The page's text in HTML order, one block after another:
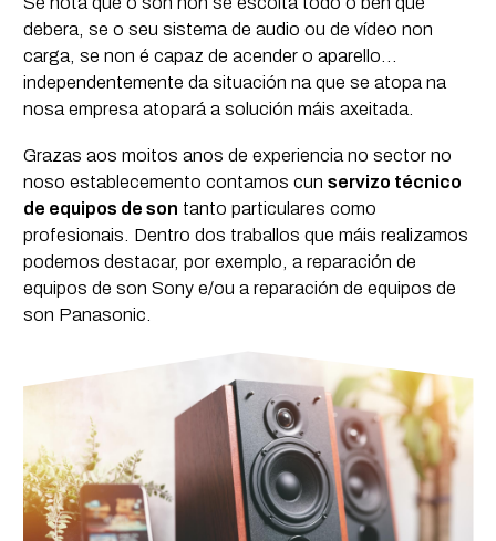
debera, se o seu sistema de audio ou de vídeo non
carga, se non é capaz de acender o aparello...
independentemente da situación na que se atopa na
nosa empresa atopará a solución máis axeitada.
Grazas aos moitos anos de experiencia no sector no
noso establecemento contamos cun servizo técnico
de equipos de son tanto particulares como
profesionais. Dentro dos traballos que máis realizamos
podemos destacar, por exemplo, a reparación de
equipos de son Sony e/ou a reparación de equipos de
son Panasonic.